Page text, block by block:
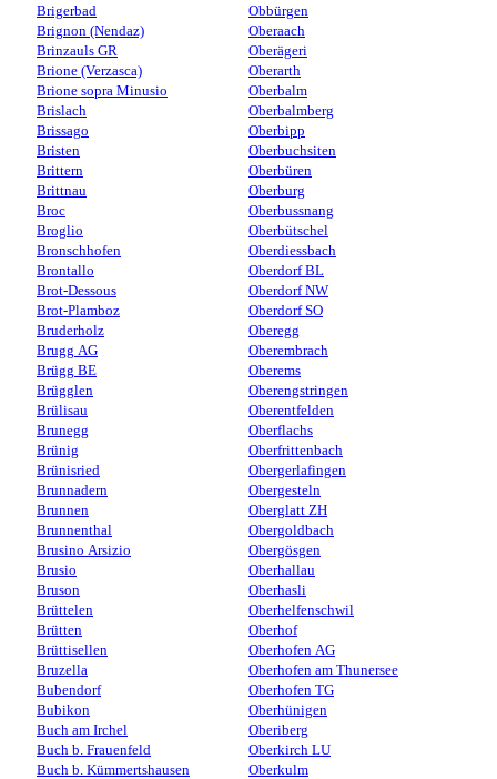
Brigerbad
Brignon (Nendaz)
Brinzauls GR
Brione (Verzasca)
Brione sopra Minusio
Brislach
Brissago
Bristen
Brittern
Brittnau
Broc
Broglio
Bronschhofen
Brontallo
Brot-Dessous
Brot-Plamboz
Bruderholz
Brugg AG
Brügg BE
Brügglen
Brülisau
Brunegg
Brünig
Brünisried
Brunnadern
Brunnen
Brunnenthal
Brusino Arsizio
Brusio
Bruson
Brüttelen
Brütten
Brüttisellen
Bruzella
Bubendorf
Bubikon
Buch am Irchel
Buch b. Frauenfeld
Buch b. Kümmertshausen
Obbürgen
Oberaach
Oberägeri
Oberarth
Oberbalm
Oberbalmberg
Oberbipp
Oberbuchsiten
Oberbüren
Oberburg
Oberbussnang
Oberbütschel
Oberdiessbach
Oberdorf BL
Oberdorf NW
Oberdorf SO
Oberegg
Oberembrach
Oberems
Oberengstringen
Oberentfelden
Oberflachs
Oberfrittenbach
Obergerlafingen
Obergesteln
Oberglatt ZH
Obergoldbach
Obergösgen
Oberhallau
Oberhasli
Oberhelfenschwil
Oberhof
Oberhofen AG
Oberhofen am Thunersee
Oberhofen TG
Oberhünigen
Oberiberg
Oberkirch LU
Oberkulm